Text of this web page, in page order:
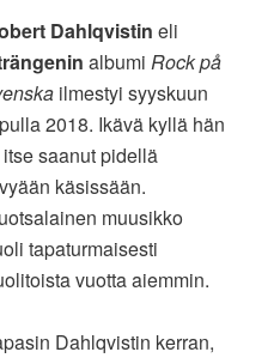
Dahlqvistin eli
albumi Rock på
ilmestyi syyskuun
2018. Ikävä kyllä hän
saanut pidellä
käsissään.
muusikko
tapaturmaisesti
vuotta aiemmin.
Dahlqvistin kerran,